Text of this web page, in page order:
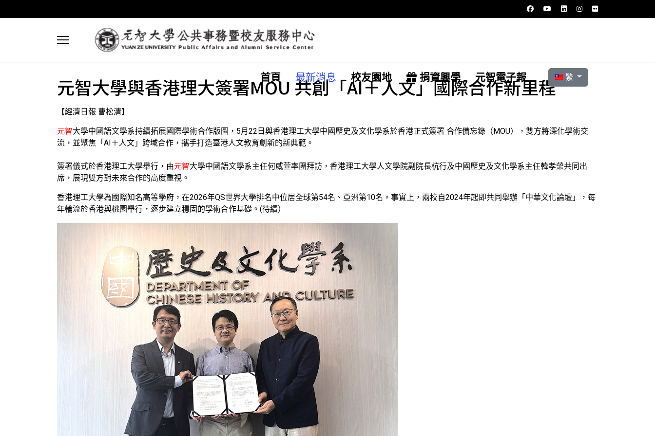
首頁 最新消息 校友園地 捐資興學 元智電子報 選擇你的語言
繁
元智大學與香港理大簽署MOU 共創「AI＋人文」國際合作新里程
【經濟日報 曹松清】
元智大學中國語文學系持續拓展國際學術合作版圖，5月22日與香港理工大學中國歷史及文化學系於香港正式簽署 合作備忘錄（MOU），雙方將深化學術交
流，並聚焦「AI＋人文」跨域合作，攜手打造臺港人文教育創新的新典範。
簽署儀式於香港理工大學舉行，由元智大學中國語文學系主任何威萱率團拜訪，香港理工大學人文學院副院長杭行及中國歷史及文化學系主任韓孝榮共同出
席，展現雙方對未來合作的高度重視。
香港理工大學為國際知名高等學府，在2026年QS世界大學排名中位居全球第54名、亞洲第10名。事實上，兩校自2024年起即共同舉辦「中華文化論壇」，每
年輪流於香港與桃園舉行，逐步建立穩固的學術合作基礎。(待續）